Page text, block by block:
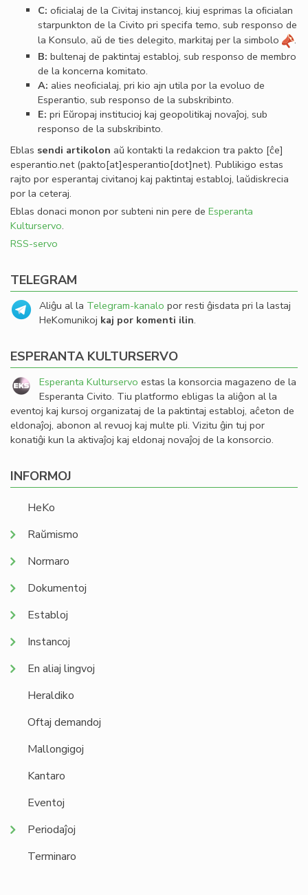
C: oﬁcialaj de la Civitaj instancoj, kiuj esprimas la oﬁcialan
starpunkton de la Civito pri specifa temo, sub responso de
la Konsulo, aŭ de ties delegito, markitaj per la simbolo
.
B: bultenaj de paktintaj establoj, sub responso de membro
de la koncerna komitato.
A: alies neoﬁcialaj, pri kio ajn utila por la evoluo de
Esperantio, sub responso de la subskribinto.
E: pri Eŭropaj institucioj kaj geopolitikaj novaĵoj, sub
responso de la subskribinto.
Eblas sendi artikolon aŭ kontakti la redakcion tra pakto [ĉe]
esperantio.net(pakto[at]esperantio[dot]net). Publikigo estas
rajto por esperantaj civitanoj kaj paktintaj establoj, laŭdiskrecia
por la ceteraj.
Eblas donaci monon por subteni nin pere de Esperanta
Kulturservo.
RSS-servo
TELEGRAM
Aliĝu al la Telegram-kanalo por resti ĝisdata pri la lastaj
HeKomunikoj kaj por komenti ilin.
ESPERANTA KULTURSERVO
Esperanta Kulturservo estas la konsorcia magazeno de la
Esperanta Civito. Tiu platformo ebligas la aliĝon al la
eventoj kaj kursoj organizataj de la paktintaj establoj, aĉeton de
eldonaĵoj, abonon al revuoj kaj multe pli. Vizitu ĝin tuj por
konatiĝi kun la aktivaĵoj kaj eldonaj novaĵoj de la konsorcio.
INFORMOJ
HeKo
Raŭmismo
Normaro
Dokumentoj
Establoj
Instancoj
En aliaj lingvoj
Heraldiko
Oftaj demandoj
Mallongigoj
Kantaro
Eventoj
Periodaĵoj
Terminaro